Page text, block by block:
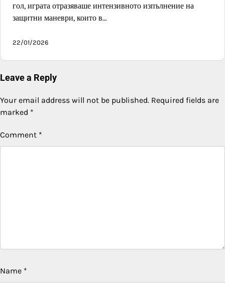
гол, играта отразяваше интензивното изпълнение на
защитни маневри, които в…
22/01/2026
Leave a Reply
Your email address will not be published. Required fields are
marked *
Comment *
Name *